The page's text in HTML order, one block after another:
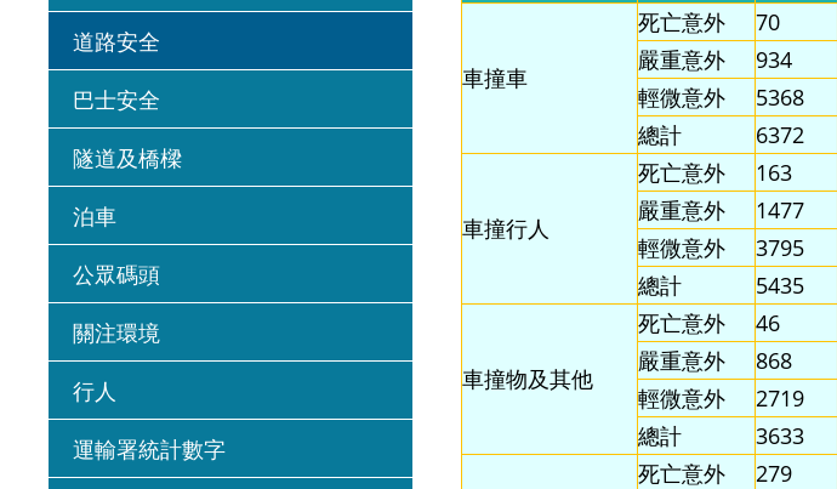
道路安全
巴士安全
隧道及橋樑
泊車
公眾碼頭
關注環境
行人
運輸署統計數字
車撞車
死亡意外 70
嚴重意外
934
輕微意外
5368
總計
6372
車撞行人
死亡意外 163
嚴重意外
1477
輕微意外
3795
總計
5435
車撞物及其他
死亡意外 46
嚴重意外
868
輕微意外
2719
總計
3633
死亡意外 279